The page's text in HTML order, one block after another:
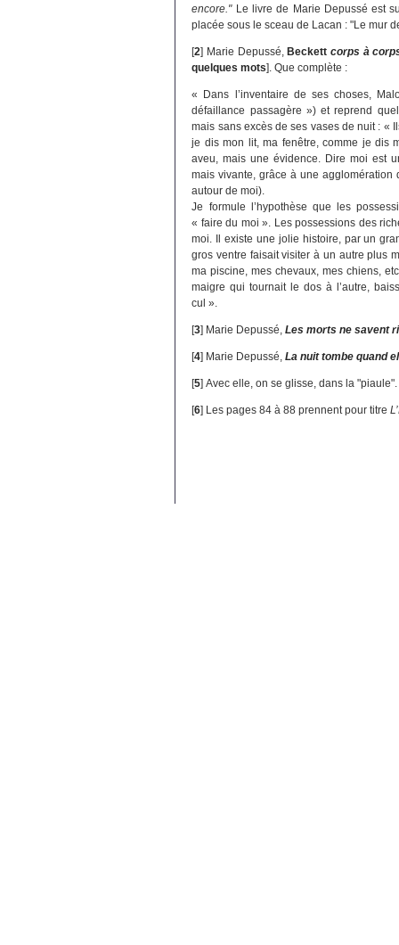
encore."Le livre de Marie Depussé est
placée sous le sceau de Lacan : "Le mur
[2] Marie Depussé,Beckett corps à
quelques mots]. Que complète :
« Dans l’inventaire de ses choses,
défaillance passagère ») et reprend
mais sans excès de ses vases de nuit : «
je dis mon lit, ma fenêtre, comme je dis
aveu, mais une évidence. Dire moi est
mais vivante, grâce à une agglomération
autour de moi).
Je formule l’hypothèse que les
« faire du moi ». Les possessions des
moi. Il existe une jolie histoire, par un
gros ventre faisait visiter à un autre plus
ma piscine, mes chevaux, mes chiens,
maigre qui tournait le dos à l’autre,
cul ».
[3] Marie Depussé,Les morts ne savent
[4] Marie Depussé,La nuit tombe quand
[5]Avec elle, on se glisse, dans la "piaule".
[6] Les pages 84 à 88 prennent pour titre